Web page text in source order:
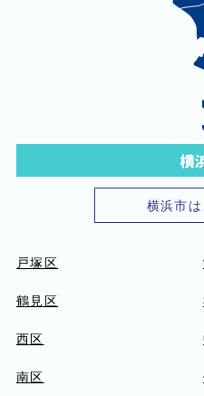
横
横浜市
戸塚区
鶴見区
西区
南区